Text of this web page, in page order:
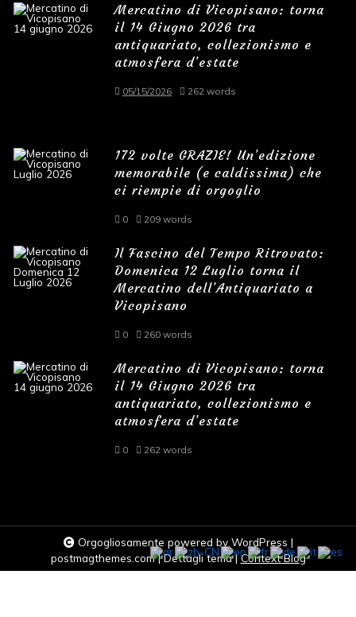
Mercatino di Vicopisano: torna
il 14 Giugno 2026 tra
antiquariato, collezionismo e
atmosfera d’estate
05/15/2026 262 words
172 volte GRAZIE! Un’edizione
memorabile (e caldissima) che
ci riempie di orgoglio
0 209 words
Il Fascino del Tempo Ritrovato:
Domenica 12 Luglio torna il
Mercatino dell’Antiquariato a
Vicopisano
0 260 words
Mercatino di Vicopisano: torna
il 14 Giugno 2026 tra
antiquariato, collezionismo e
atmosfera d’estate
0 262 words
Orgogliosamente powered by WordPress |
postmagthemes.com|Dettagli tema|Context Blog